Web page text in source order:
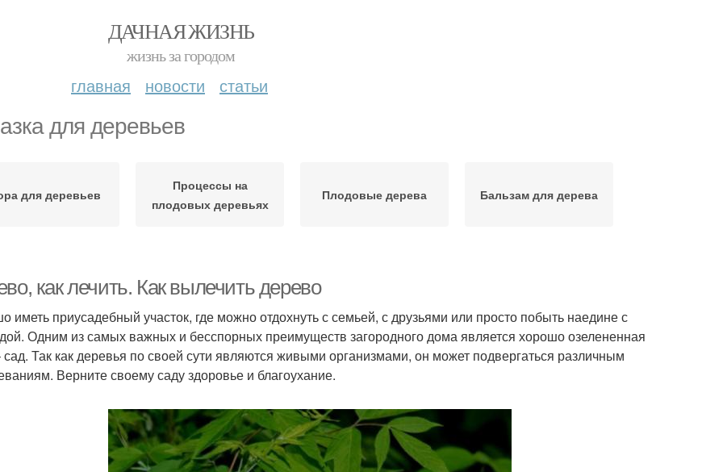
ДАЧНАЯ ЖИЗНЬ
жизнь за городом
главная новости статьи
для деревьев
для деревьев
Процессы на
плодовых деревьях
Плодовые дерева Бальзам для дерева
как лечить. Как вылечить дерево
иметь приусадебный участок, где можно отдохнуть с семьей, с друзьями или просто побыть наедине с
Одним из самых важных и бесспорных преимуществ загородного дома является хорошо озелененная
сад. Так как деревья по своей сути являются живыми организмами, он может подвергаться различным
Верните своему саду здоровье и благоухание.